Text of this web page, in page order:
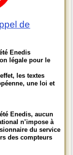
de
Enedis
légale pour le
les textes
une loi et
Enedis, aucun
n’impose à
du service
des compteurs